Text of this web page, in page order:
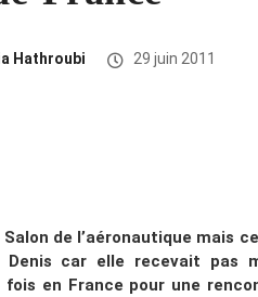
Hathroubi 29 juin 2011
de l’aéronautique mais
car elle recevait pas
en France pour une